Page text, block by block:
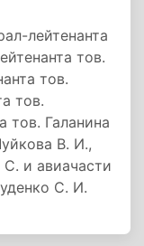
лейтенанта
тов.
тов.
тов.
Галанина
В. И.,
и авиачасти
С. И.